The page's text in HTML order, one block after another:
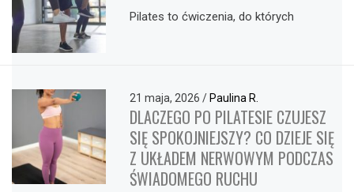
Pilates to ćwiczenia, do których
21 maja, 2026/ Paulina R.
DLACZEGO PO PILATESIE CZUJESZ
SIĘ SPOKOJNIEJSZY? CO DZIEJE SIĘ
Z UKŁADEM NERWOWYM PODCZAS
ŚWIADOMEGO RUCHU